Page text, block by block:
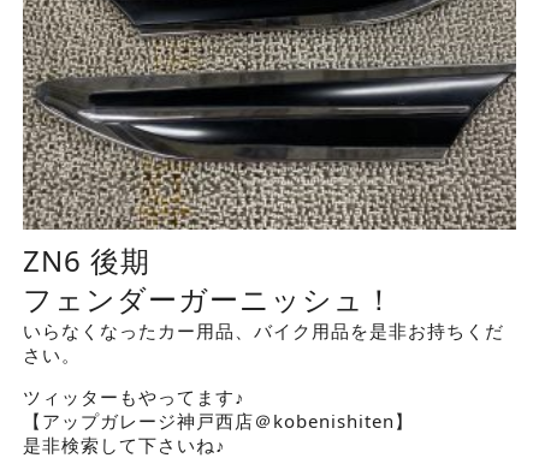
ZN6 後期
フェンダーガーニッシュ！
いらなくなったカー用品、バイク用品を是非お持ちくだ
さい。
ツィッターもやってます♪
【アップガレージ神戸西店＠kobenishiten】
是非検索して下さいね♪